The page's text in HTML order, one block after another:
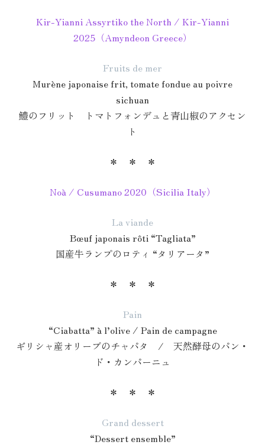
Kir-Yianni Assyrtiko the North / Kir-Yianni
2025（Amyndeon Greece）
Fruits de mer
Murène japonaise frit, tomate fondue au poivre
sichuan
鱧のフリット トマトフォンデュと青山椒のアクセン
ト
＊ ＊ ＊
Noà / Cusumano 2020（Sicilia Italy）
La viande
Bœuf japonais rôti “Tagliata”
国産牛ランプのロティ “タリアータ”
＊ ＊ ＊
Pain
“Ciabatta” à l’olive / Pain de campagne
ギリシャ産オリーブのチャパタ / 天然酵母のパン・
ド・カンパーニュ
＊ ＊ ＊
Grand dessert
“Dessert ensemble”